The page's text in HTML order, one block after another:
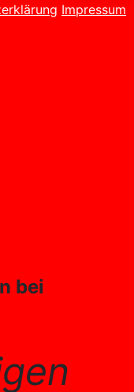
Impressum
bei